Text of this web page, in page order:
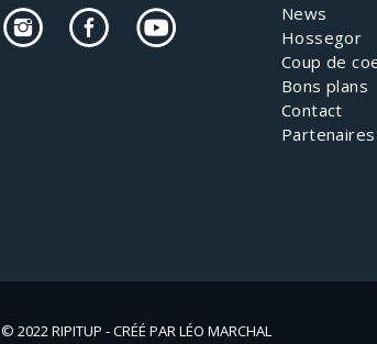
News
Hossegor
Coup de
Bons plans
Contact
Partenaires
© 2022 RIPITUP - CRÉÉ PAR LÉO MARCHAL